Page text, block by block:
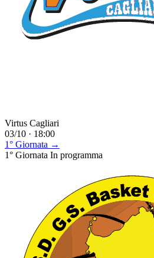
Virtus Cagliari
03/10 · 18:00
1° Giornata →
1° Giornata In programma